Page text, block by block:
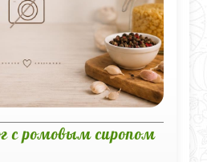
с ромовым сиропом